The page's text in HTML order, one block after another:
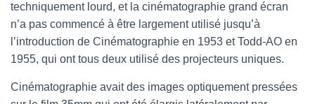
techniquement lourd, et la cinématographie grand écran
n’a pas commencé à être largement utilisé jusqu’à
l’introduction de Cinématographie en 1953 et Todd-AO en
1955, qui ont tous deux utilisé des projecteurs uniques.
Cinématographie avait des images optiquement pressées